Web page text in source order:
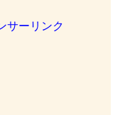
サーリンク